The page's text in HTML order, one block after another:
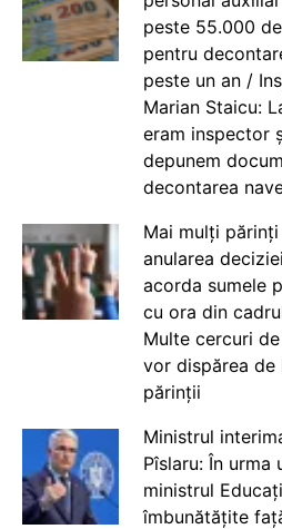
peste 55.000
pentru
peste un an /
Marian Staicu:
eram inspector
depunem
decontarea
Mai mulți
anularea
acorda sumele
cu ora din
Multe cercuri
vor dispărea de
părinții
Ministrul
Pîslaru: În
ministrul
îmbunătățite